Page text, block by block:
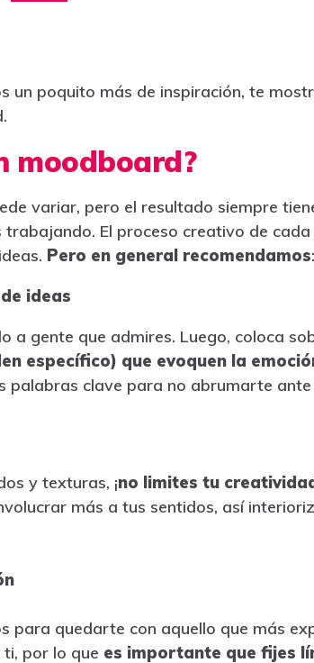
un poquito más de inspiración, te
moodboard?
variar, pero el resultado siempre
El proceso creativo de
Pero en general recomendamos:
ideas
a gente que admires. Luego, coloca
específico) que evoquen la
palabras clave para no abrumarte
y texturas, ¡no limites tu
más a tus sentidos, así
para quedarte con aquello que más
ti, por lo que es importante que fijes